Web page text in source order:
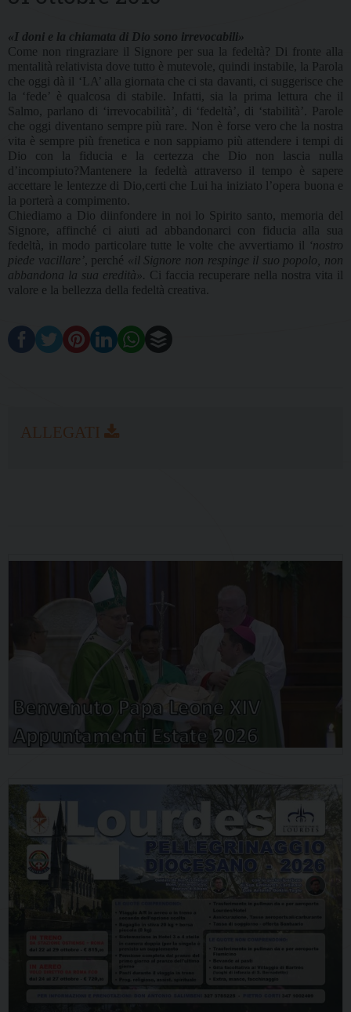
«I doni e la chiamata di Dio sono irrevocabili»
Come non ringraziare il Signore per sua la fedeltà? Di fronte alla
mentalità relativista dove tutto è mutevole, quindi instabile, la Parola
che oggi dà il ‘LA’ alla giornata che ci sta davanti, ci suggerisce che
la ‘fede’ è qualcosa di stabile. Infatti, sia la prima lettura che il
Salmo, parlano di ‘irrevocabilità’, di ‘fedeltà’, di ‘stabilità’. Parole
che oggi diventano sempre più rare. Non è forse vero che la nostra
vita è sempre più frenetica e non sappiamo più attendere i tempi di
Dio con la fiducia e la certezza che Dio non lascia nulla
d’incompiuto?Mantenere la fedeltà attraverso il tempo è sapere
accettare le lentezze di Dio,certi che Lui ha iniziato l’opera buona e
la porterà a compimento.
Chiediamo a Dio diinfondere in noi lo Spirito santo, memoria del
Signore, affinché ci aiuti ad abbandonarci con fiducia alla sua
fedeltà, in modo particolare tutte le volte che avvertiamo il ‘nostro
piede vacillare’, perché «il Signore non respinge il suo popolo, non
abbandona la sua eredità». Ci faccia recuperare nella nostra vita il
valore e la bellezza della fedeltà creativa.